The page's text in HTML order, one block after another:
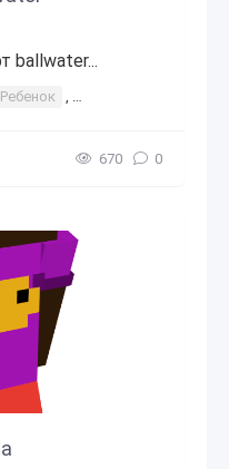
ballwater...
Ребенок , Шляпа с
670 0